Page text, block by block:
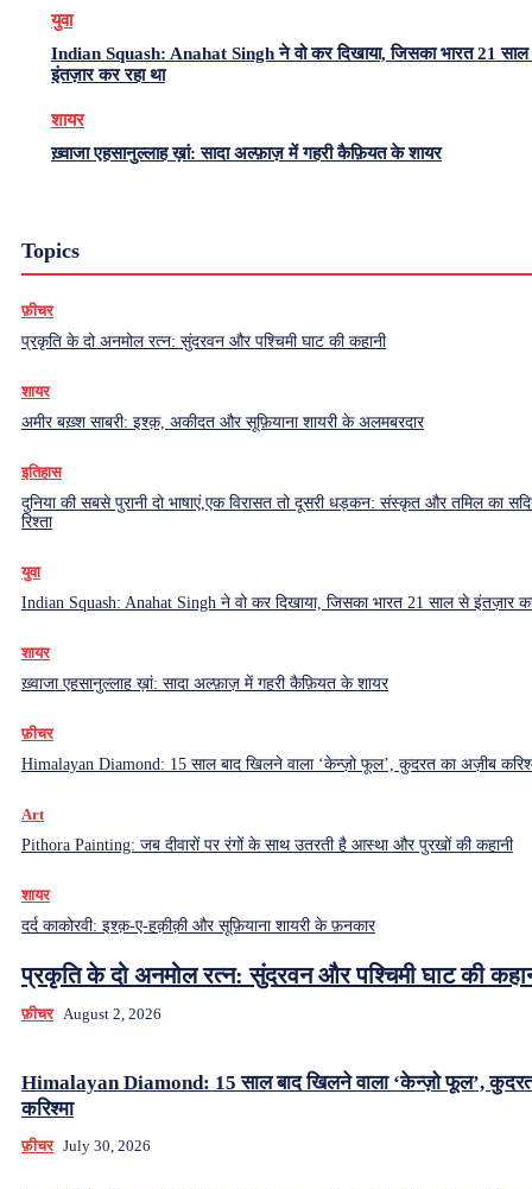
युवा
Indian Squash: Anahat Singh ने वो कर दिखाया, जिसका भारत 21
इंतज़ार कर रहा था
शायर
ख़्वाजा एहसानुल्लाह ख़ां: सादा अल्फ़ाज़ में गहरी कैफ़ियत के शायर
Topics
फ़ीचर
प्रकृति के दो अनमोल रत्न: सुंदरवन और पश्चिमी घाट की कहानी
शायर
अमीर बख़्श साबरी: इश्क़, अकीदत और सूफ़ियाना शायरी के अलमबरदार
इतिहास
दुनिया की सबसे पुरानी दो भाषाएं,एक विरासत तो दूसरी धड़कन: संस्कृत और तमिल का
रिश्ता
युवा
Indian Squash: Anahat Singh ने वो कर दिखाया, जिसका भारत 21 साल से इंतज़ार
शायर
ख़्वाजा एहसानुल्लाह ख़ां: सादा अल्फ़ाज़ में गहरी कैफ़ियत के शायर
फ़ीचर
Himalayan Diamond: 15 साल बाद खिलने वाला ‘केन्ज़ो फूल’, कुदरत का अज़ीब
Art
Pithora Painting: जब दीवारों पर रंगों के साथ उतरती है आस्था और पुरखों की कहानी
शायर
दर्द काकोरवी: इश्क़-ए-हक़ीक़ी और सूफ़ियाना शायरी के फ़नकार
प्रकृति के दो अनमोल रत्न: सुंदरवन और पश्चिमी घाट की
फ़ीचर August 2, 2026
Himalayan Diamond: 15 साल बाद खिलने वाला ‘केन्ज़ो फूल’,
करिश्मा
फ़ीचर July 30, 2026